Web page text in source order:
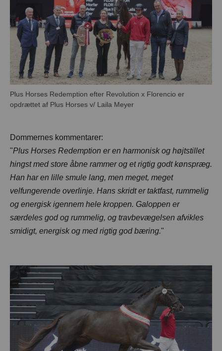
Plus Horses Redemption efter Revolution x Florencio er
Dommernes kommentarer:
"Plus Horses Redemption er en harmonisk og højtstillet
hingst med store åbne rammer og et rigtig godt kønspræg.
Han har en lille smule lang, men meget, meget
velfungerende overlinje. Hans skridt er taktfast, rummelig
og energisk igennem hele kroppen. Galoppen er
særdeles god og rummelig, og travbevægelsen afvikles
smidigt, energisk og med rigtig god bæring."